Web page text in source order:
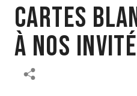
Cartes
à nos